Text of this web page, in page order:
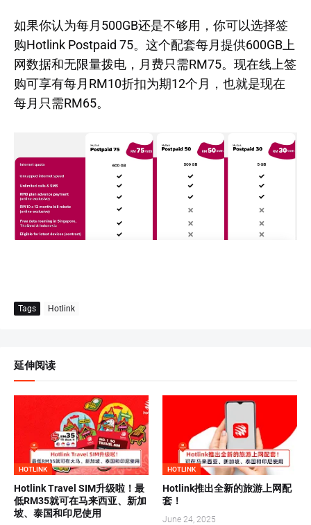
如果你认为每月500GB还是不够用，你可以选择签
购Hotlink Postpaid 75。这个配套每月提供600GB上
网数据和无限量拨电，月费只需RM75。现在线上签
购可享有每月RM10折扣为期12个月，也就是现在
每月只需RM65。
Tags Hotlink
延伸阅读
HOTLINK
Hotlink Travel SIM升级啦！最
低RM35就可在马来西亚、新加
坡、泰国和印尼使用
HOTLINK
Hotlink推出全新的旅游上网配
套！
June 24, 2025